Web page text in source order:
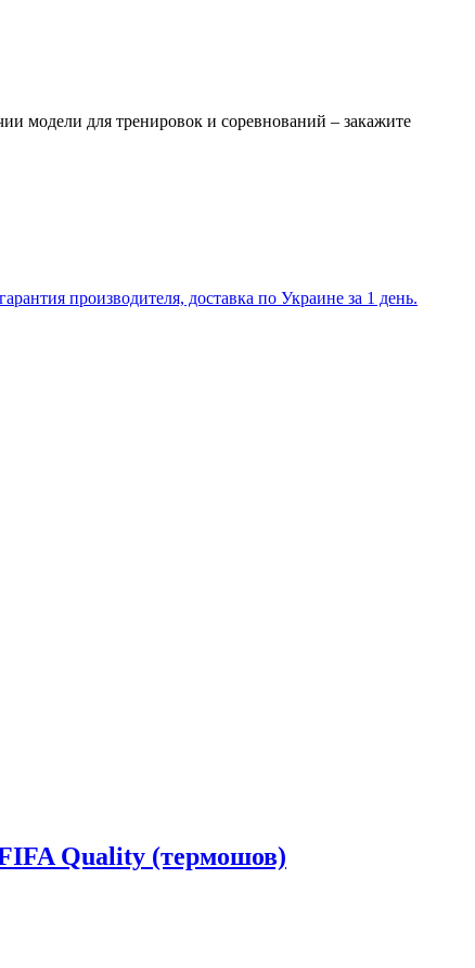
модели для тренировок и соревнований – закажите
производителя, доставка по Украине за 1 день.
Quality (термошов)